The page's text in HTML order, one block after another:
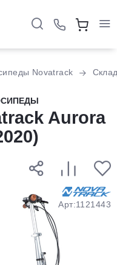
Novatrack
Aurora
Арт:1121443